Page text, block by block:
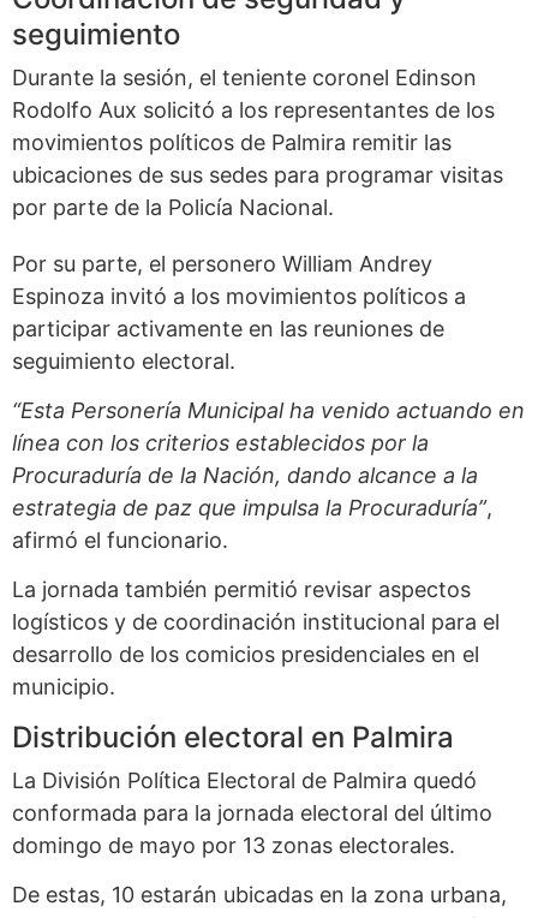
seguimiento
Durante la sesión, el teniente coronel Edinson
Rodolfo Aux solicitó a los representantes de los
movimientos políticos de Palmira remitir las
ubicaciones de sus sedes para programar visitas
por parte de la Policía Nacional.
Por su parte, el personero William Andrey
Espinoza invitó a los movimientos políticos a
participar activamente en las reuniones de
seguimiento electoral.
“Esta Personería Municipal ha venido actuando en
línea con los criterios establecidos por la
Procuraduría de la Nación, dando alcance a la
estrategia de paz que impulsa la Procuraduría”,
afirmó el funcionario.
La jornada también permitió revisar aspectos
logísticos y de coordinación institucional para el
desarrollo de los comicios presidenciales en el
municipio.
Distribución electoral en Palmira
La División Política Electoral de Palmira quedó
conformada para la jornada electoral del último
domingo de mayo por 13 zonas electorales.
De estas, 10 estarán ubicadas en la zona urbana,